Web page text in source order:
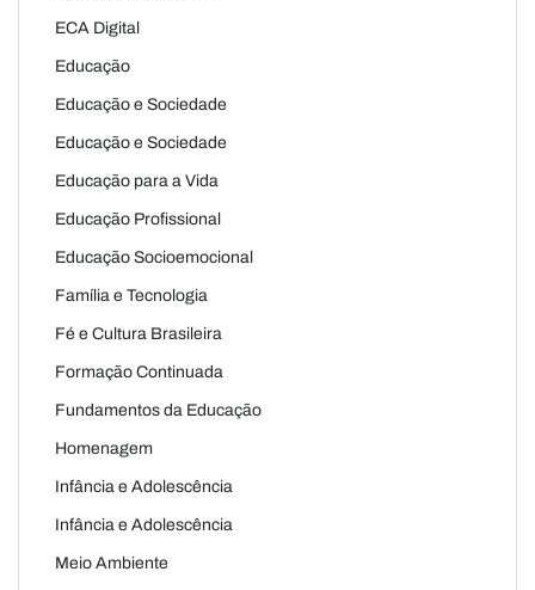
ECA Digital
Educação
Educação e Sociedade
Educação e Sociedade
Educação para a Vida
Educação Profissional
Educação Socioemocional
Família e Tecnologia
Fé e Cultura Brasileira
Formação Continuada
Fundamentos da Educação
Homenagem
Infância e Adolescência
Infância e Adolescência
Meio Ambiente